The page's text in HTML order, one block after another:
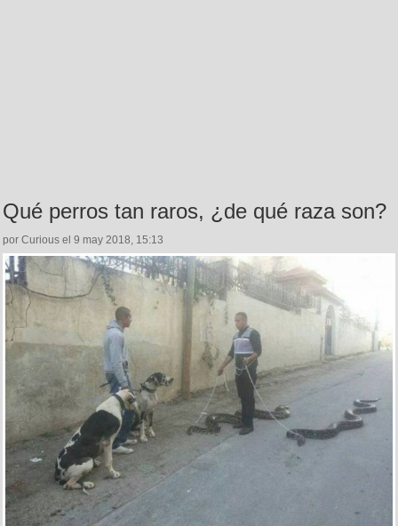
Qué perros tan raros, ¿de qué raza son?
por Curious el 9 may 2018, 15:13